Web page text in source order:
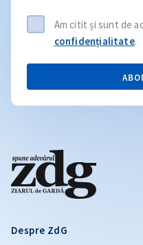
Despre ZdG
Am citit și sunt de
confidențialitate.